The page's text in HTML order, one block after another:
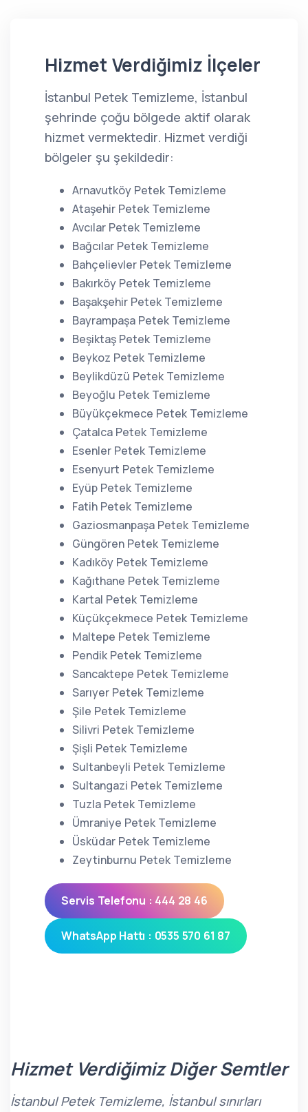
Hizmet Verdiğimiz İlçeler
İstanbul Petek Temizleme, İstanbul
şehrinde çoğu bölgede aktif olarak
hizmet vermektedir. Hizmet verdiği
bölgeler şu şekildedir:
Arnavutköy Petek Temizleme
Ataşehir Petek Temizleme
Avcılar Petek Temizleme
Bağcılar Petek Temizleme
Bahçelievler Petek Temizleme
Bakırköy Petek Temizleme
Başakşehir Petek Temizleme
Bayrampaşa Petek Temizleme
Beşiktaş Petek Temizleme
Beykoz Petek Temizleme
Beylikdüzü Petek Temizleme
Beyoğlu Petek Temizleme
Büyükçekmece Petek Temizleme
Çatalca Petek Temizleme
Esenler Petek Temizleme
Esenyurt Petek Temizleme
Eyüp Petek Temizleme
Fatih Petek Temizleme
Gaziosmanpaşa Petek Temizleme
Güngören Petek Temizleme
Kadıköy Petek Temizleme
Kağıthane Petek Temizleme
Kartal Petek Temizleme
Küçükçekmece Petek Temizleme
Maltepe Petek Temizleme
Pendik Petek Temizleme
Sancaktepe Petek Temizleme
Sarıyer Petek Temizleme
Şile Petek Temizleme
Silivri Petek Temizleme
Şişli Petek Temizleme
Sultanbeyli Petek Temizleme
Sultangazi Petek Temizleme
Tuzla Petek Temizleme
Ümraniye Petek Temizleme
Üsküdar Petek Temizleme
Zeytinburnu Petek Temizleme
Servis Telefonu : 444 28 46
WhatsApp Hattı : 0535 570 61 87
Hizmet Verdiğimiz Diğer Semtler
İstanbul Petek Temizleme, İstanbul sınırları